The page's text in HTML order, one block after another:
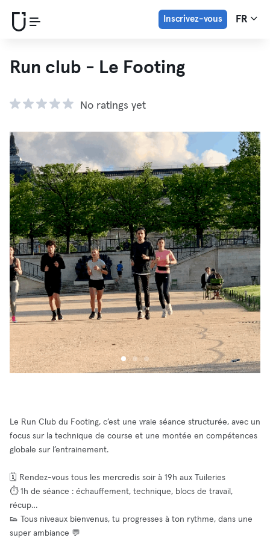
Inscrivez-vous FR
Run club - Le Footing
No ratings yet
Le Run Club du Footing, c’est une vraie séance structurée, avec un
focus sur la technique de course et une montée en compétences
globale sur l’entrainement.
🗓️ Rendez-vous tous les mercredis soir à 19h aux Tuileries
⏱️ 1h de séance : échauffement, technique, blocs de travail,
récup…
👟 Tous niveaux bienvenus, tu progresses à ton rythme, dans une
super ambiance 💬